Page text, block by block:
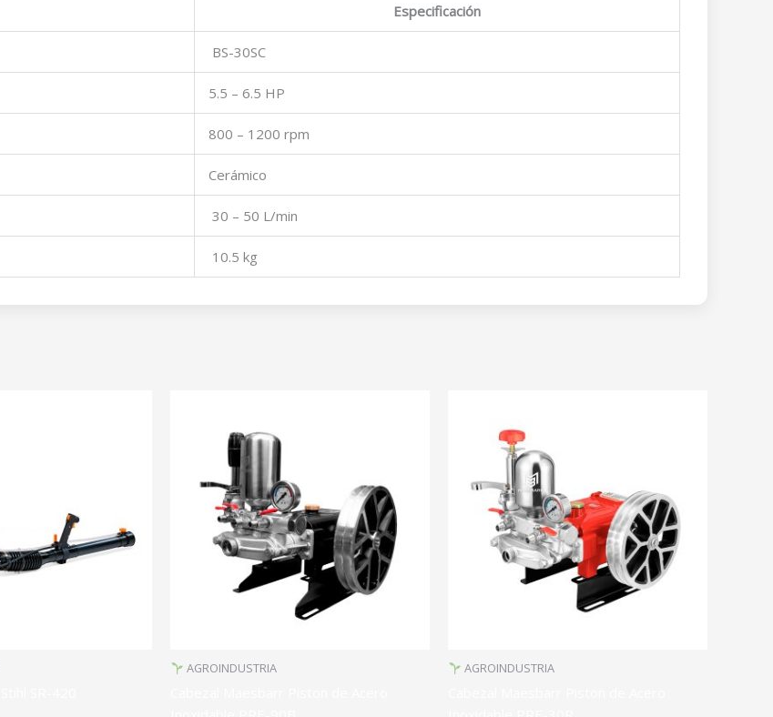
Especificación
BS-30SC
5.5 – 6.5 HP
800 – 1200 rpm
Cerámico
30 – 50 L/min
10.5 kg
AGROINDUSTRIA AGROINDUSTRIA